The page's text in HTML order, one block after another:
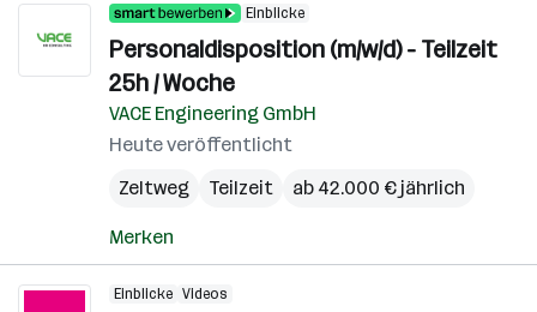
Einblicke
Personaldisposition (m/w/d) - Teilzeit
25h / Woche
VACE Engineering GmbH
Heute veröffentlicht
Zeltweg
Teilzeit ab 42.000 € jährlich
Merken
Einblicke Videos